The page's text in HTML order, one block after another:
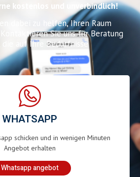
kostenlos und unverbindlich!
dabei zu helfen, Ihren Raum
Sie uns für Beratung
auf Ihre Bedürfnisse
WHATSAPP
schicken und in wenigen Minuten
Angebot erhalten
Whatsapp angebot